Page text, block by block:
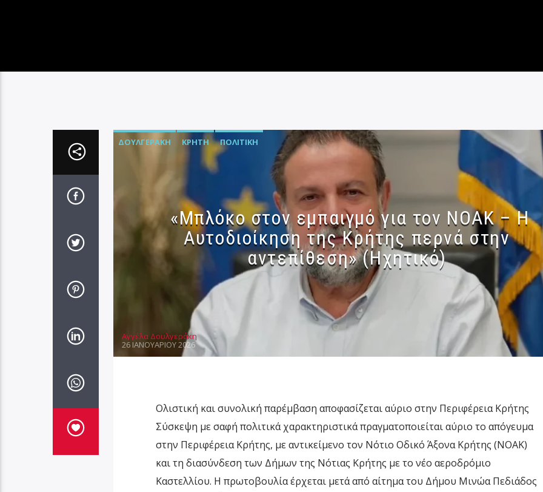
ΔΟΥΛΓΕΡΆΚΗ ΚΡΉΤΗ ΠΟΛΙΤΙΚΉ
«Μπλόκο στον εμπαιγμό για τον ΝΟΑΚ – Η
Αυτοδιοίκηση της Κρήτης περνά στην
αντεπίθεση» (Ηχητικό)
Αγγέλα Δουλγεράκη
26 ΙΑΝΟΥΑΡΊΟΥ 2026
Ολιστική και συνολική παρέμβαση αποφασίζεται αύριο στην Περιφέρεια Κρήτης
Σύσκεψη με σαφή πολιτικά χαρακτηριστικά πραγματοποιείται αύριο το απόγευμα
στην Περιφέρεια Κρήτης, με αντικείμενο τον Νότιο Οδικό Άξονα Κρήτης (ΝΟΑΚ)
και τη διασύνδεση των Δήμων της Νότιας Κρήτης με το νέο αεροδρόμιο
Καστελλίου. Η πρωτοβουλία έρχεται μετά από αίτημα του Δήμου Μινώα Πεδιάδος